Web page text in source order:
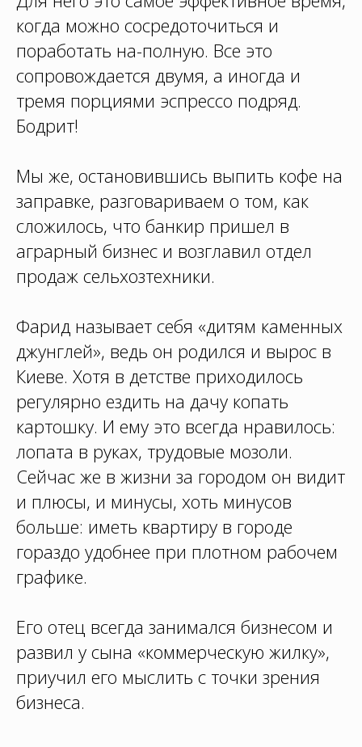
когда можно сосредоточиться и
поработать на-полную. Все это
сопровождается двумя, а иногда и
тремя порциями эспрессо подряд.
Бодрит!
Мы же, остановившись выпить кофе на
заправке, разговариваем о том, как
сложилось, что банкир пришел в
аграрный бизнес и возглавил отдел
продаж сельхозтехники.
Фарид называет себя «дитям каменных
джунглей», ведь он родился и вырос в
Киеве. Хотя в детстве приходилось
регулярно ездить на дачу копать
картошку. И ему это всегда нравилось:
лопата в руках, трудовые мозоли.
Сейчас же в жизни за городом он видит
и плюсы, и минусы, хоть минусов
больше: иметь квартиру в городе
гораздо удобнее при плотном рабочем
графике.
Его отец всегда занимался бизнесом и
развил у сына «коммерческую жилку»,
приучил его мыслить с точки зрения
бизнеса.